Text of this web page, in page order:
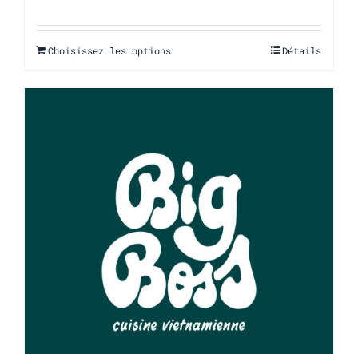
Choisissez les options Détails